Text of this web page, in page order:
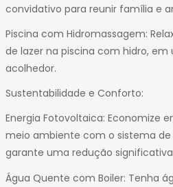
convidativo para reunir família e
Piscina com Hidromassagem:
de lazer na piscina com hidro,
acolhedor.
Sustentabilidade e Conforto:
Energia Fotovoltaica: Economize
meio ambiente com o sistema
garante uma redução
Água Quente com Boiler: Tenha